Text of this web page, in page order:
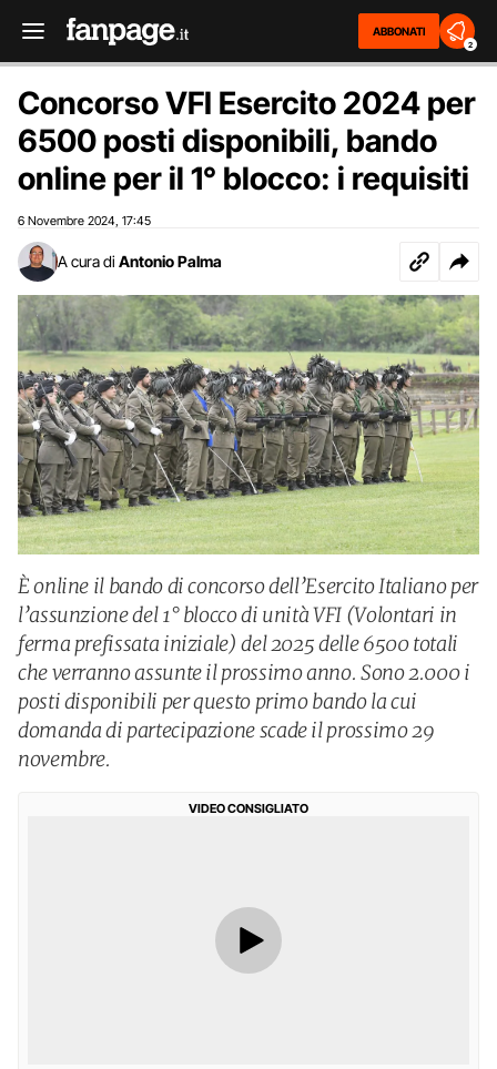
ABBONATI
2
Concorso VFI Esercito 2024 per
6500 posti disponibili, bando
online per il 1° blocco: i requisiti
6 Novembre 2024 17:45
A cura di Antonio Palma
È online il bando di concorso dell’Esercito Italiano per
l’assunzione del 1° blocco di unità VFI (Volontari in
ferma prefissata iniziale) del 2025 delle 6500 totali
che verranno assunte il prossimo anno. Sono 2.000 i
posti disponibili per questo primo bando la cui
domanda di partecipazione scade il prossimo 29
novembre.
VIDEO CONSIGLIATO